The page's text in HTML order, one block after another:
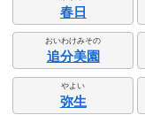
春日
おいわけみその
追分美園
やよい
弥生